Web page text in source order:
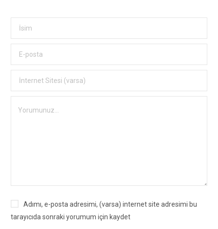
Adımı, e-posta adresimi, (varsa) internet site adresimi bu
tarayıcıda sonraki yorumum için kaydet